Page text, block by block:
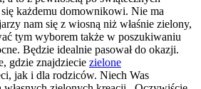
każdemu domownikowi. Nie ma
nam się z wiosną niż właśnie zielony,
tym wyborem także w poszukiwaniu
Będzie idealnie pasował do okazji.
gdzie znajdziecie zielone
jak i dla rodziców. Niech Was